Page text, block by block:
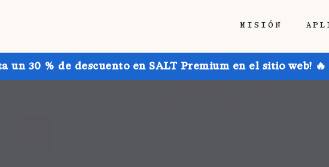
MISIÓN
un 30 % de descuento en SALT Premium en el sitio web!